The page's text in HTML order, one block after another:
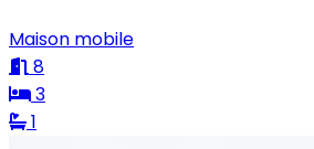
Maison mobile
8
3
1